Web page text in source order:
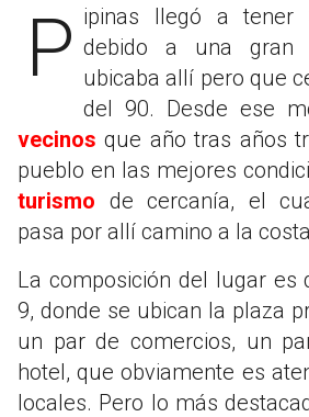
Pipinas llegó a tener 3500 habitantes debido a una gran
ubicaba allí pero que
del 90. Desde ese
vecinos que año tras años
pueblo en las mejores
turismo de cercanía, el
pasa por allí camino a la
La composición del lugar es
9, donde se ubican la plaza
un par de comercios, un
hotel, que obviamente es
locales. Pero lo más